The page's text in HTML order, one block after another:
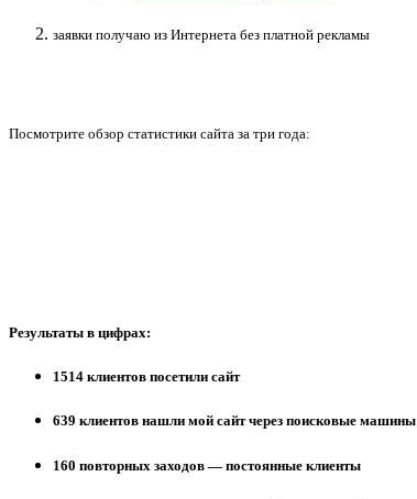
заявки получаю из Интернета без платной рекламы
Посмотрите обзор статистики сайта за три года:
Результаты в цифрах:
1514 клиентов посетили сайт
639 клиентов нашли мой сайт через поисковые машины
160 повторных заходов — постоянные клиенты